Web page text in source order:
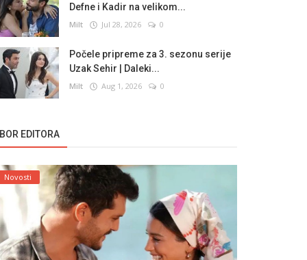
Defne i Kadir na velikom...
Milt Jul 28, 2026 0
Počele pripreme za 3. sezonu serije
Uzak Sehir | Daleki...
Milt Aug 1, 2026 0
EDITORA
Novosti